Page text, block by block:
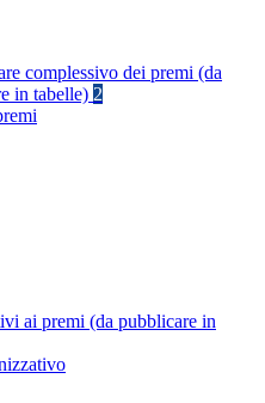
complessivo dei premi (da
in tabelle) 2
ai premi (da pubblicare in